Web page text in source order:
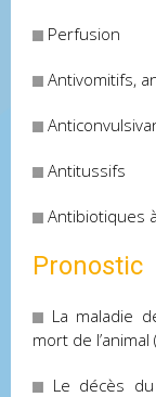
Perfusion
Antivomitifs,
Antitussifs
Antibiotiques
Pronostic
La maladie
mort de
Le décès